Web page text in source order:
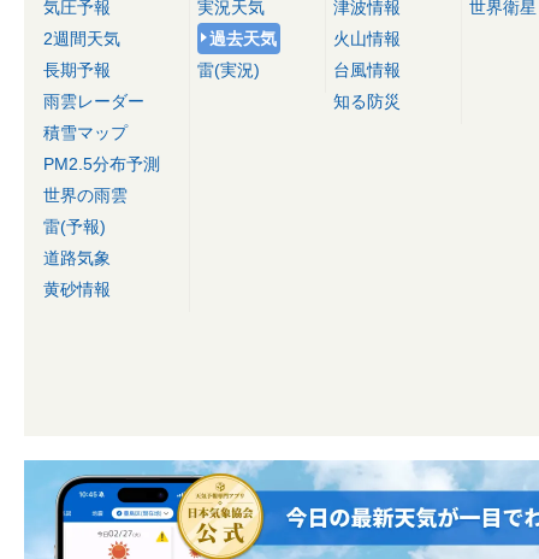
気圧予報
2週間天気
長期予報
雨雲レーダー
積雪マップ
PM2.5分布予測
世界の雨雲
雷(予報)
道路気象
黄砂情報
実況天気
過去天気
雷(実況)
津波情報
火山情報
台風情報
知る防災
世界衛星